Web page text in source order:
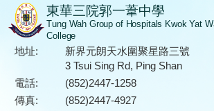
東華三院郭一葦中學
Tung Wah Group of Hospitals Kwok Yat
College
地址:
新界元朗天水圍聚星路三號
3 Tsui Sing Rd, Ping Shan
電話:
(852)2447-1258
傳真:
(852)2447-4927